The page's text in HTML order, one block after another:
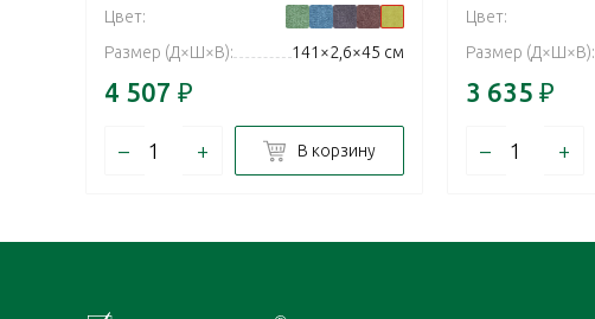
Цвет:
Размер (Д×Ш×В):
141×2,6×45 см
4 507 ₽
– + В корзину
Цвет:
Размер (Д×Ш×В):
3 635 ₽
– +